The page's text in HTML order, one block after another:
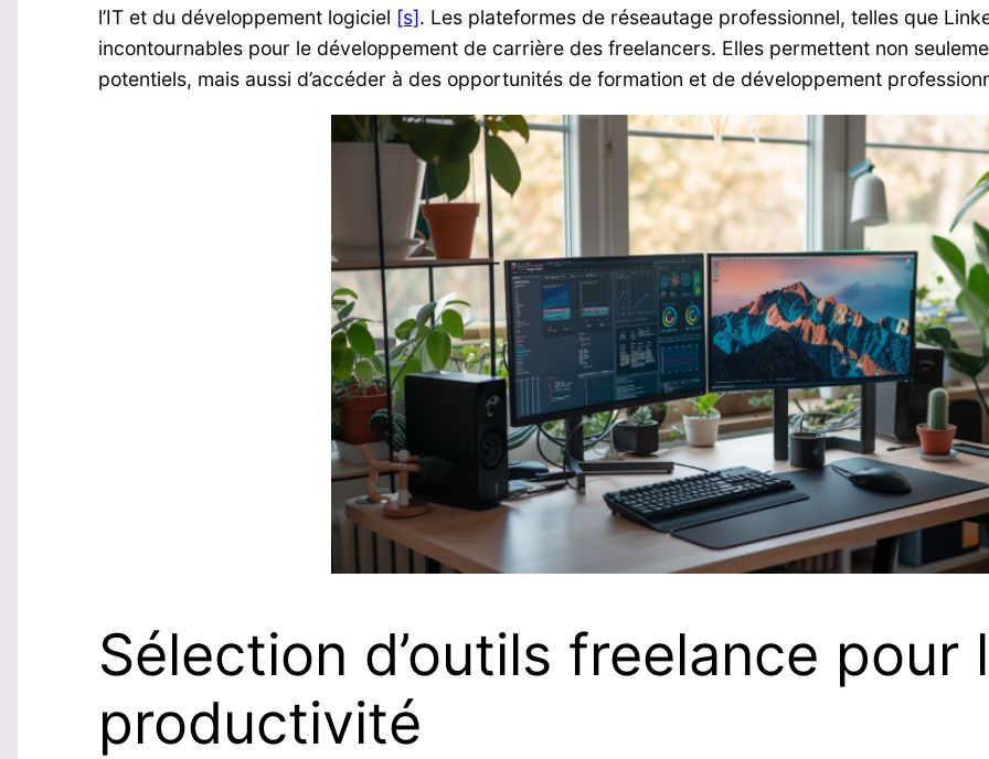
l’IT et du développement logiciel​ [s]. Les plateformes de réseautage professionnel, telles que
incontournables pour le développement de carrière des freelancers. Elles permettent non
potentiels, mais aussi d’accéder à des opportunités de formation et de développement
Sélection d’outils freelance
productivité